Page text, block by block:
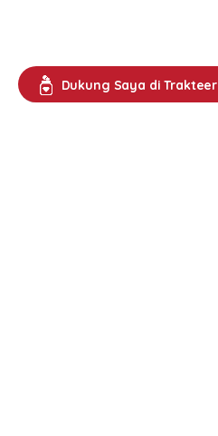
Dukung Saya di Trakteer